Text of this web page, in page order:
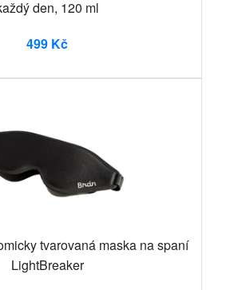
den, 120 ml
499 Kč
tvarovaná maska na spaní
LightBreaker